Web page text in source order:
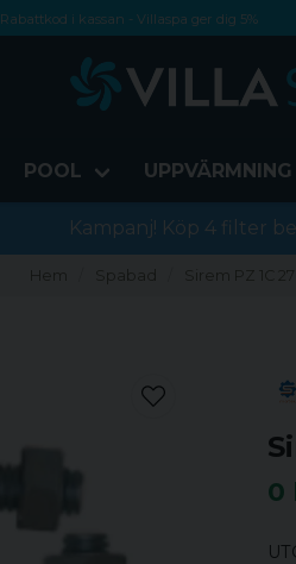
Rabattkod i kassan - Villaspa ger dig 5%
Fri frakt från 1000 kr!
Betala med Swish, faktura eller kontokort
POOL UPPVÄRMNING
Kampanj! Köp 4 filter
Hem Spabad Sirem PZ 1C
0